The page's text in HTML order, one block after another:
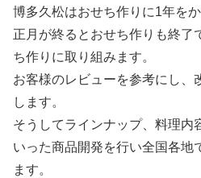
博多久松はおせち作りに1年をか
正月が終るとおせち作りも終了
ち作りに取り組みます。
お客様のレビューを参考にし、
します。
そうしてラインナップ、料理内
いった商品開発を行い全国各地
ます。